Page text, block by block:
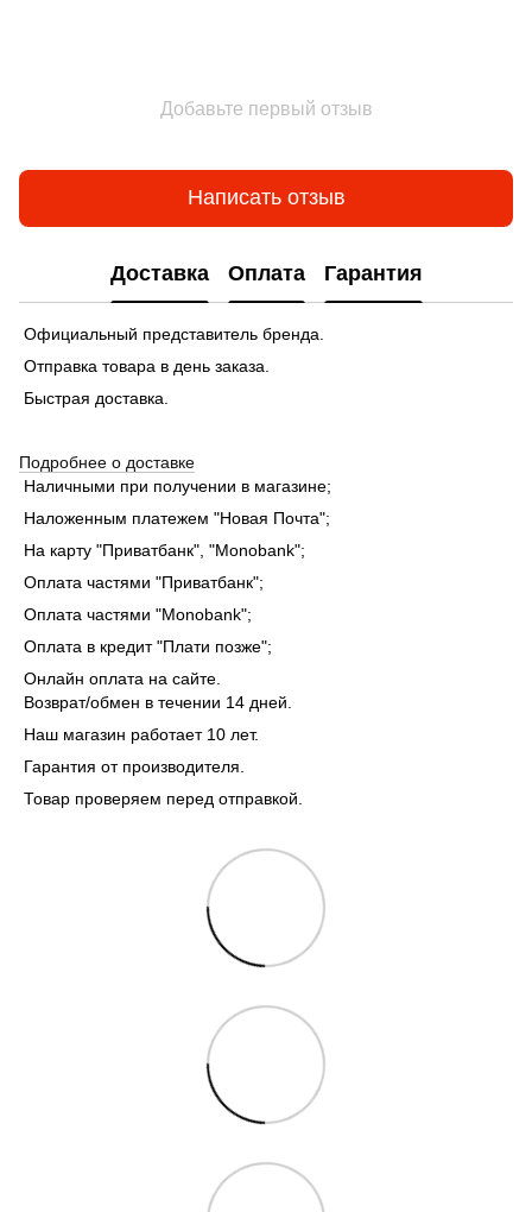
Добавьте первый отзыв
Написать отзыв
Доставка Оплата Гарантия
Официальный представитель бренда.
Отправка товара в день заказа.
Быстрая доставка.
Подробнее о доставке
Наличными при получении в магазине;
Наложенным платежем "Новая Почта";
На карту "Приватбанк", "Monobank";
Оплата частями "Приватбанк";
Оплата частями "Monobank";
Оплата в кредит "Плати позже";
Онлайн оплата на сайте.
Возврат/обмен в течении 14 дней.
Наш магазин работает 10 лет.
Гарантия от производителя.
Товар проверяем перед отправкой.